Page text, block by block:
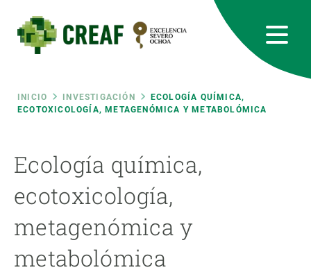
contenido
principal
Ruta
de
navegación
INICIO INVESTIGACIÓN
ECOLOGÍA QUÍMICA,
ECOTOXICOLOGÍA, METAGENÓMICA Y METABOLÓMICA
Ecología química,
ecotoxicología,
metagenómica y
metabolómica
RRSS
responsive
Responsive
menu